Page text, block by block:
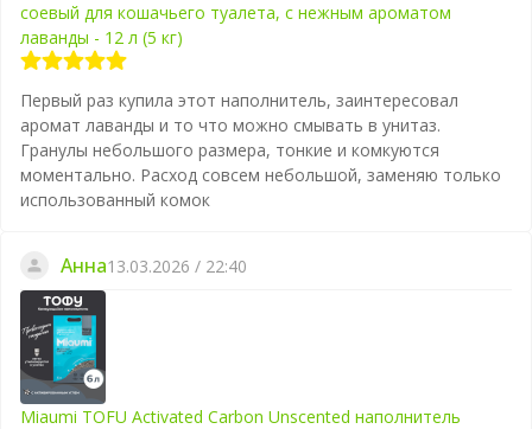
соевый для кошачьего туалета, с нежным ароматом
лаванды - 12 л (5 кг)
Первый раз купила этот наполнитель, заинтересовал
аромат лаванды и то что можно смывать в унитаз.
Гранулы небольшого размера, тонкие и комкуются
моментально. Расход совсем небольшой, заменяю только
использованный комок
Анна13.03.2026 / 22:40
Miaumi TOFU Activated Carbon Unscented наполнитель